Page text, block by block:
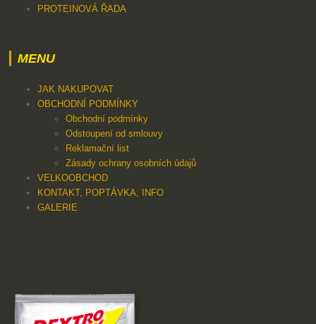
PROTEINOVÁ ŘADA
MENU
JAK NAKUPOVAT
OBCHODNÍ PODMÍNKY
Obchodní podmínky
Odstoupení od smlouvy
Reklamační list
Zásady ochrany osobních údajů
VELKOOBCHOD
KONTAKT, POPTÁVKA, INFO
GALERIE